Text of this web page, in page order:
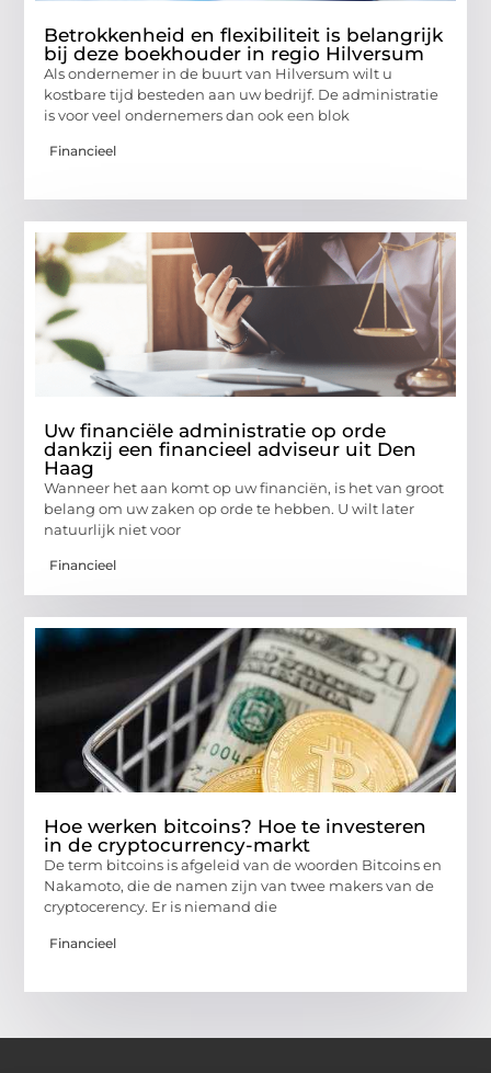
Betrokkenheid en flexibiliteit is belangrijk
bij deze boekhouder in regio Hilversum
Als ondernemer in de buurt van Hilversum wilt u
kostbare tijd besteden aan uw bedrijf. De administratie
is voor veel ondernemers dan ook een blok
Financieel
Uw financiële administratie op orde
dankzij een financieel adviseur uit Den
Haag
Wanneer het aan komt op uw financiën, is het van groot
belang om uw zaken op orde te hebben. U wilt later
natuurlijk niet voor
Financieel
Hoe werken bitcoins? Hoe te investeren
in de cryptocurrency-markt
De term bitcoins is afgeleid van de woorden Bitcoins en
Nakamoto, die de namen zijn van twee makers van de
cryptocerency. Er is niemand die
Financieel